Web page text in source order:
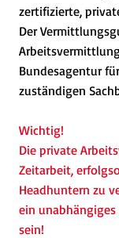
zertifizierte,
Der
Bundesagentur
zuständigen
Wichtig!
Die private
Zeitarbeit,
Headhuntern zu
ein
sein!